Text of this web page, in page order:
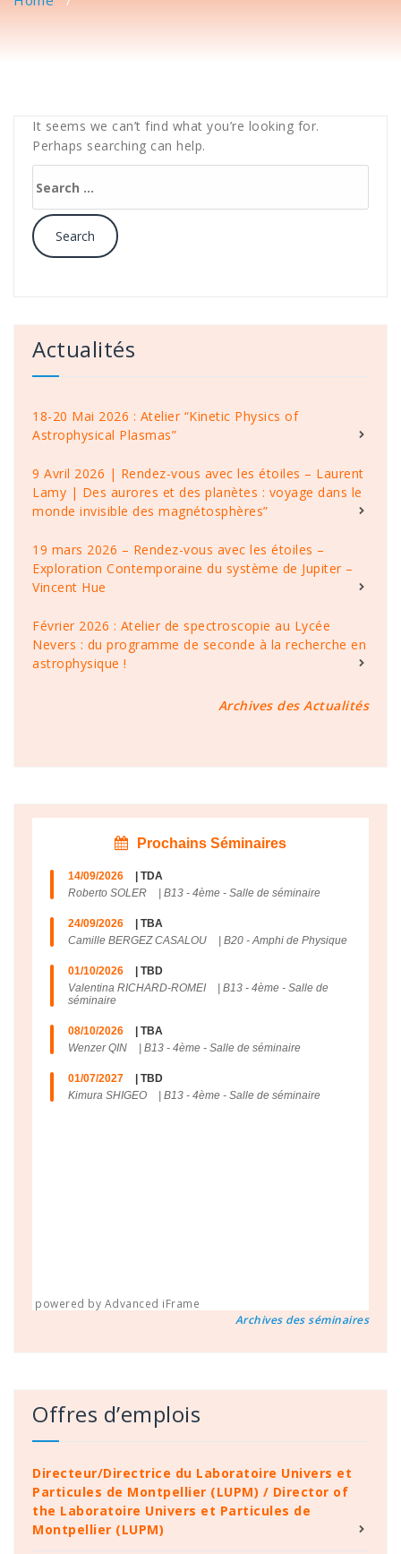
It seems we can’t find what you’re looking for.
Perhaps searching can help.
for:
Actualités
18-20 Mai 2026 : Atelier “Kinetic Physics of
Astrophysical Plasmas”
9 Avril 2026 | Rendez-vous avec les étoiles – Laurent
Lamy | Des aurores et des planètes : voyage dans le
monde invisible des magnétosphères”
19 mars 2026 – Rendez-vous avec les étoiles –
Exploration Contemporaine du système de Jupiter –
Vincent Hue
Février 2026 : Atelier de spectroscopie au Lycée
Nevers : du programme de seconde à la recherche en
astrophysique !
Archives des Actualités
powered by Advanced iFrame
Archives des séminaires
Offres d’emplois
Directeur/Directrice du Laboratoire Univers et
Particules de Montpellier (LUPM) / Director of
the Laboratoire Univers et Particules de
Montpellier (LUPM)